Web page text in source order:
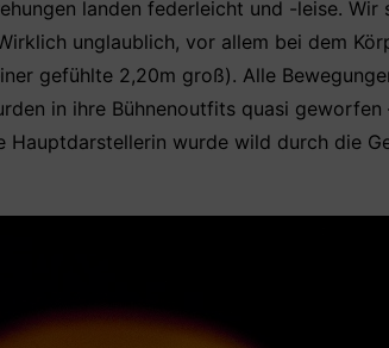
landen federleicht und -leise. Wir
unglaublich, vor allem bei dem
gefühlte 2,20m groß). Alle
in ihre Bühnenoutfits quasi geworfen
Hauptdarstellerin wurde wild durch die